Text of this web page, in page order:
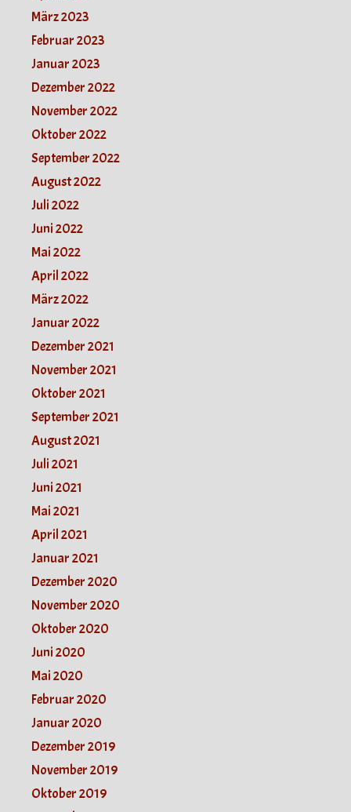
März 2023
Februar 2023
Januar 2023
Dezember 2022
November 2022
Oktober 2022
September 2022
August 2022
Juli 2022
Juni 2022
Mai 2022
April 2022
März 2022
Januar 2022
Dezember 2021
November 2021
Oktober 2021
September 2021
August 2021
Juli 2021
Juni 2021
Mai 2021
April 2021
Januar 2021
Dezember 2020
November 2020
Oktober 2020
Juni 2020
Mai 2020
Februar 2020
Januar 2020
Dezember 2019
November 2019
Oktober 2019